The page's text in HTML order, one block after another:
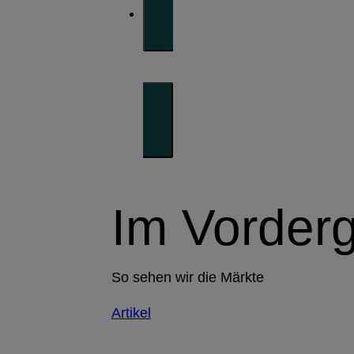
Im
So sehen wir die Märkte
Artikel